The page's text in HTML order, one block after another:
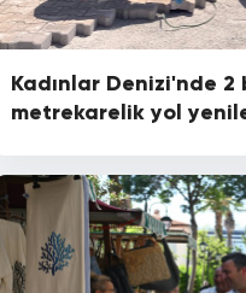
Kadınlar Denizi'nde 2
metrekarelik yol